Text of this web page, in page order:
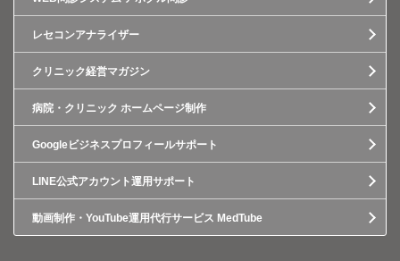
レセコンアナライザー
クリニック経営マガジン
病院・クリニック ホームページ制作
Googleビジネスプロフィールサポート
LINE公式アカウント運用サポート
動画制作・YouTube運用代行サービス MedTube